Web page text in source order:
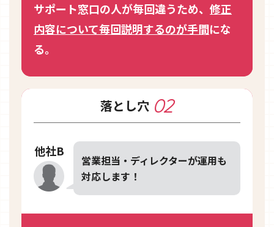
サポート窓口の人が毎回違うため、 修正
内容について毎回説明するのが手間にな
る。
落とし穴 02
他社B
営業担当・ディレクターが運用も
対応します！